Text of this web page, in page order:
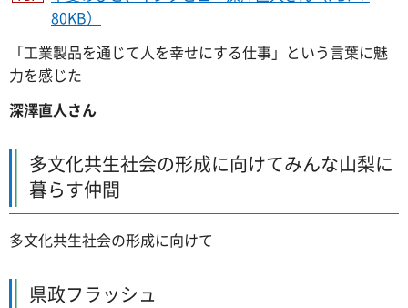
80KB）
「工業製品を通じて人を幸せにする仕事」という言葉に魅
力を感じた
深澤直人さん
多文化共生社会の形成に向けてみんな山梨に
暮らす仲間
多文化共生社会の形成に向けて
県政フラッシュ